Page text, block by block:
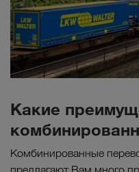
Какие
Комбинированные